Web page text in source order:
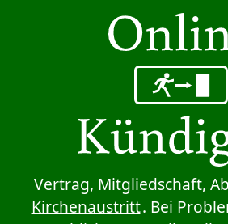
Sprung zum Inhalt
Vertrag, Mitgliedschaft,
Kirchenaustritt. Bei